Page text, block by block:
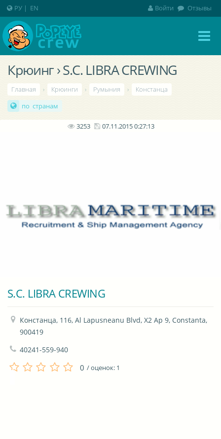
Крюинг › S.C. LIBRA CREWING
Главная › Крюинги › Румыния ›
Констанца
по странам
3253 07.11.2015 0:27:13
S.C. LIBRA CREWING
Констанца, 116, Al Lapusneanu Blvd, X2 Ap 9, Constanta,
900419
40241-559-940
0 / оценок: 1
РУ | EN Войти Отзывы